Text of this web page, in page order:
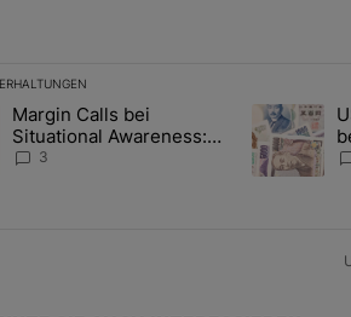
ist eine Liste der am meisten
mit dem Titel "Margin Calls bei
Margin Calls bei
Situational Awareness:
Alles über den Retter-
3
Ein